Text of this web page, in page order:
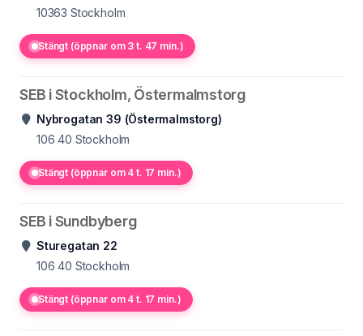
10363 Stockholm
Stängt (öppnar om 3 t. 47 min.)
SEB i Stockholm, Östermalmstorg
Nybrogatan 39 (Östermalmstorg)
106 40 Stockholm
Stängt (öppnar om 4 t. 17 min.)
SEB i Sundbyberg
Sturegatan 22
106 40 Stockholm
Stängt (öppnar om 4 t. 17 min.)